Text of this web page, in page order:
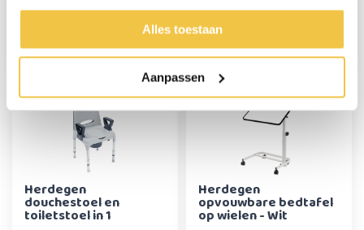
Alles toestaan
Aanpassen
Elleboogkrukken voor
29,95
Luxe bad instap met
handgreep
149,-
Herdegen
douchestoel en
toiletstoel in 1
Herdegen
opvouwbare bedtafel
op wielen - Wit